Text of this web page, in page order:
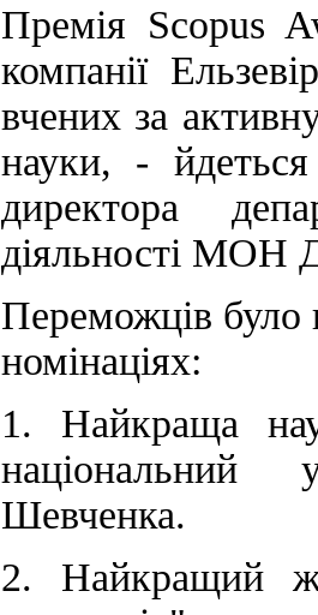
Премія Scopus
компанії
вчених за
науки, -
директора
діяльності МОН
Переможців було
номінаціях:
1. Найкраща
національний
Шевченка.
2. Найкращий